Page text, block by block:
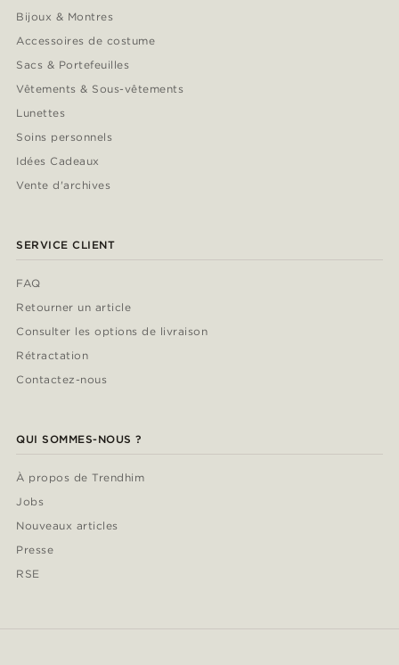
Bijoux & Montres
Accessoires de costume
Sacs & Portefeuilles
Vêtements & Sous-vêtements
Lunettes
Soins personnels
Idées Cadeaux
Vente d'archives
SERVICE CLIENT
FAQ
Retourner un article
Consulter les options de livraison
Rétractation
Contactez-nous
QUI SOMMES-NOUS ?
À propos de Trendhim
Jobs
Nouveaux articles
Presse
RSE